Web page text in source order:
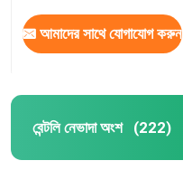
আমাদের সাথে যোগাযোগ করুন
বেন্টলি নেভাদা অংশ (222)